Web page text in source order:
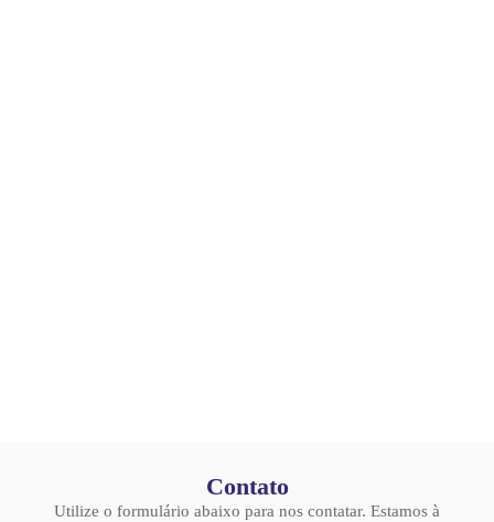
Contato
Utilize o formulário abaixo para nos contatar. Estamos à